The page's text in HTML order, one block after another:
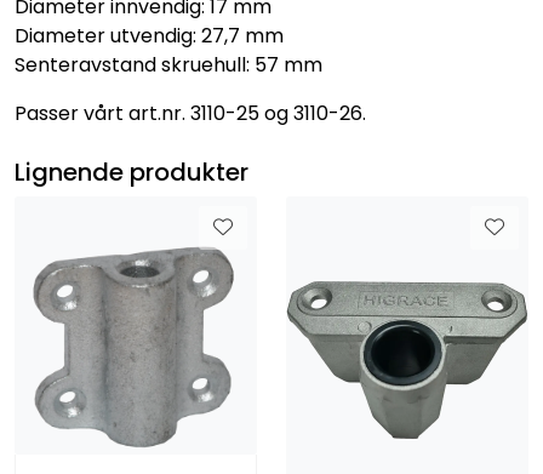
Diameter innvendig: 17 mm
Diameter utvendig: 27,7 mm
Senteravstand skruehull: 57 mm
Passer vårt art.nr. 3110-25 og 3110-26.
Lignende produkter